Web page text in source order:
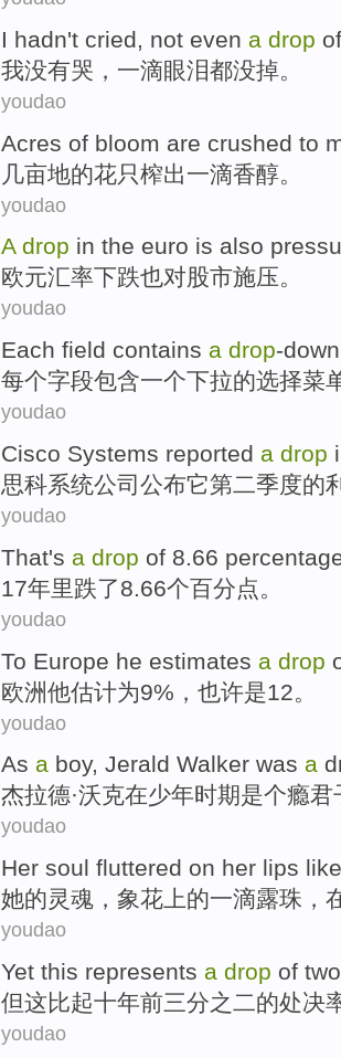
I hadn't cried, not even a drop of
我没有哭 ， 一滴眼泪都没掉。
youdao
Acres of bloom are crushed to
几亩地的花只榨出一滴香醇。
youdao
A drop in the euro is also
欧元汇率下跌也对股市施压。
youdao
Each field contains a drop-down
每个字段包含一个下拉的选择菜
youdao
Cisco Systems reported a drop
思科系统公司 公布它第二季度的
youdao
That's a drop of 8.66
17年里跌了8.66个百分点。
youdao
To Europe he estimates a drop
欧洲他估计为9%， 也许是12 。
youdao
As a boy, Jerald Walker was a
杰拉德·沃克在少年时期是个瘾君
youdao
Her soul fluttered on her lips like
她的灵魂 ， 象花 上的一滴露珠 ，
youdao
Yet this represents a drop of
但这比起十年前三分之二的处决
youdao